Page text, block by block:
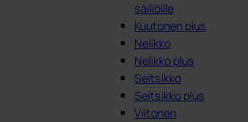
säiliöille
Kuutonen plus
Nelikko
Nelikko plus
Seitsikko
Seitsikko plus
Viitonen